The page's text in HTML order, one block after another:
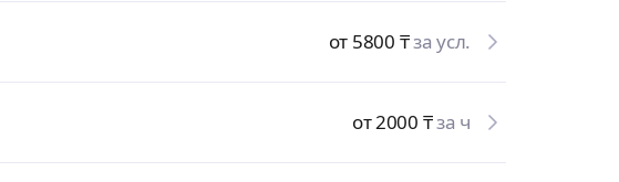
от 5800 ₸за усл.
от 2000 ₸за ч